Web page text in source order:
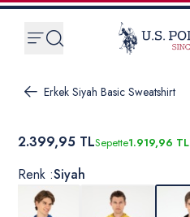
Erkek Siyah Basic Sweatshirt
2.399,95 TLSepette1.919,96 TL
Renk :Siyah